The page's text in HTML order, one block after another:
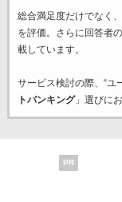
総合満足度だけでなく
を評価。さらに回答者
載しています。
サービス検討の際、“ユ
トバンキング」選びに
PR